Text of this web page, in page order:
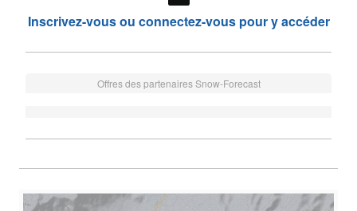
Inscrivez-vous ou connectez-vous pour y accéder
Offres des partenaires Snow-Forecast